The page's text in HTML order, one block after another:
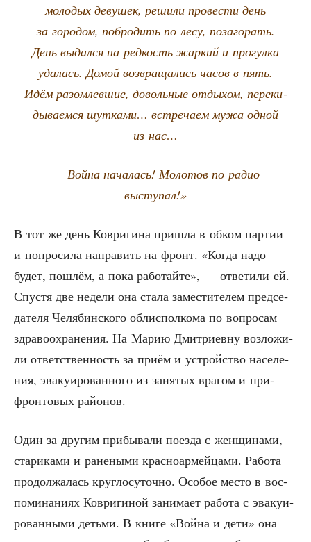
моло­дых деву­шек, реши­ли про­ве­сти день
за горо­дом, побро­дить по лесу, поза­го­рать.
День выдал­ся на ред­кость жар­кий и про­гул­ка
уда­лась. Домой воз­вра­ща­лись часов в пять.
Идём разо­млев­шие, доволь­ные отды­хом, пере­ки­
ды­ва­ем­ся шут­ка­ми… встре­ча­ем мужа одной
из нас…
— Вой­на нача­лась! Моло­тов по радио
выступал!»
В тот же день Коври­ги­на при­шла в обком пар­тии
и попро­си­ла напра­вить на фронт. «Когда надо
будет, пошлём, а пока рабо­тай­те», — отве­ти­ли ей.
Спу­стя две неде­ли она ста­ла заме­сти­те­лем пред­се­
да­те­ля Челя­бин­ско­го обл­ис­пол­ко­ма по вопро­сам
здра­во­охра­не­ния. На Марию Дмит­ри­ев­ну воз­ло­жи­
ли ответ­ствен­ность за при­ём и устрой­ство насе­ле­
ния, эва­ку­и­ро­ван­но­го из заня­тых вра­гом и при­
фрон­то­вых районов.
Один за дру­гим при­бы­ва­ли поез­да с жен­щи­на­ми,
ста­ри­ка­ми и ране­ны­ми крас­но­ар­мей­ца­ми. Рабо­та
про­дол­жа­лась круг­ло­су­точ­но. Осо­бое место в вос­
по­ми­на­ни­ях Коври­ги­ной зани­ма­ет рабо­та с эва­ку­и­
ро­ван­ны­ми детьми. В кни­ге «Вой­на и дети» она